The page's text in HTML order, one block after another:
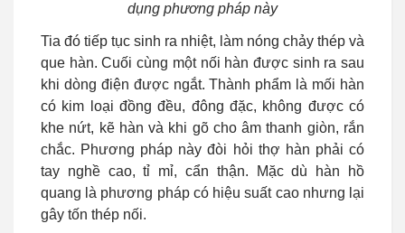
dụng phương pháp này
Tia đó tiếp tục sinh ra nhiệt, làm nóng chảy thép và
que hàn. Cuối cùng một nối hàn được sinh ra sau
khi dòng điện được ngắt. Thành phẩm là mối hàn
có kim loại đồng đều, đông đặc, không được có
khe nứt, kẽ hàn và khi gõ cho âm thanh giòn, rắn
chắc. Phương pháp này đòi hỏi thợ hàn phải có
tay nghề cao, tỉ mỉ, cẩn thận. Mặc dù hàn hồ
quang là phương pháp có hiệu suất cao nhưng lại
gây tốn thép nối.